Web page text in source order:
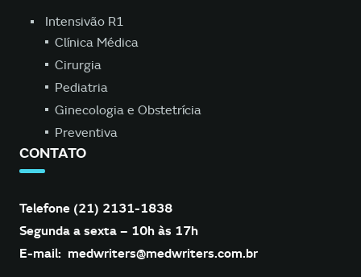
Intensivão R1
Clínica Médica
Cirurgia
Pediatria
Ginecologia e Obstetrícia
Preventiva
CONTATO
Telefone (21) 2131-1838
Segunda a sexta – 10h às 17h
E-mail: medwriters@medwriters.com.br